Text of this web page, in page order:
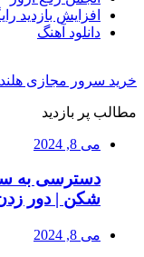
افزایش بازدید
دانلود آهنگ
خرید سرور مجازی
مطالب پر بازدید
می 8, 2024
دسترسی به
شکن | دور
می 8, 2024